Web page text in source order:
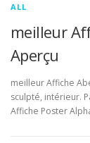
ALL
meilleur
Aperçu
meilleur Affiche
sculpté, intérieur.
Affiche Poster